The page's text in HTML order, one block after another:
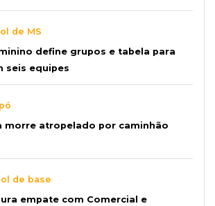
de MS
define grupos e tabela para
seis equipes
morre atropelado por caminhão
de base
empate com Comercial e